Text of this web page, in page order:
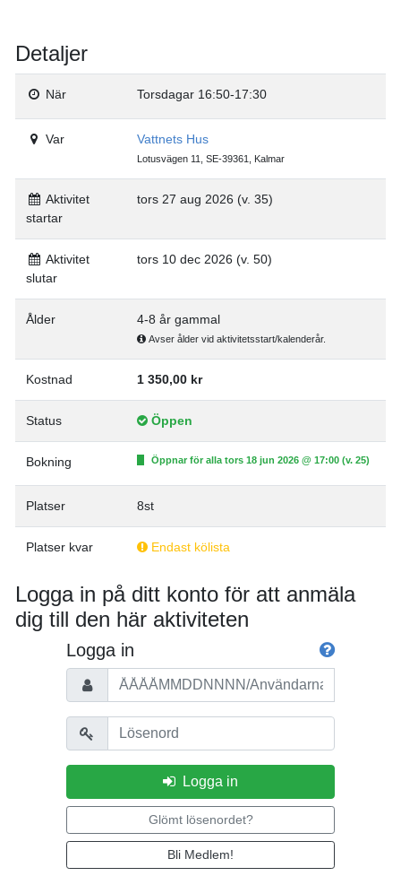
Detaljer
När Torsdagar 16:50-17:30
Var Vattnets Hus
Lotusvägen 11, SE-39361, Kalmar
Aktivitet
startar
tors 27 aug 2026 (v. 35)
Aktivitet
slutar
tors 10 dec 2026 (v. 50)
Ålder 4-8 år gammal
Avser ålder vid aktivitetsstart/kalenderår.
Kostnad 1 350,00 kr
Status Öppen
Bokning Öppnar för alla tors 18 jun 2026 @ 17:00 (v. 25)
Platser 8st
Platser kvar Endast kölista
Logga in på ditt konto för att anmäla
dig till den här aktiviteten
Logga in
Personnummer/Användarnamn
Lösenord
Logga in
Glömt lösenordet?
Bli Medlem!